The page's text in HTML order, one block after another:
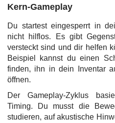
Kern-Gameplay
Du startest eingesperrt in
nicht hilflos. Es gibt
versteckt sind und dir helfen
Beispiel kannst du einen
finden, ihn in dein Inventar
öffnen.
Der Gameplay-Zyklus
Timing. Du musst die
studieren, auf akustische